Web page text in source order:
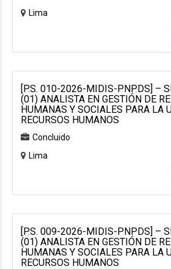
Lima
[P.S. 010-2026-MIDIS-PNPDS] –
(01) ANALISTA EN GESTIÓN DE
HUMANAS Y SOCIALES PARA LA
RECURSOS HUMANOS
Concluido
Lima
[P.S. 009-2026-MIDIS-PNPDS] –
(01) ANALISTA EN GESTIÓN DE
HUMANAS Y SOCIALES PARA LA
RECURSOS HUMANOS